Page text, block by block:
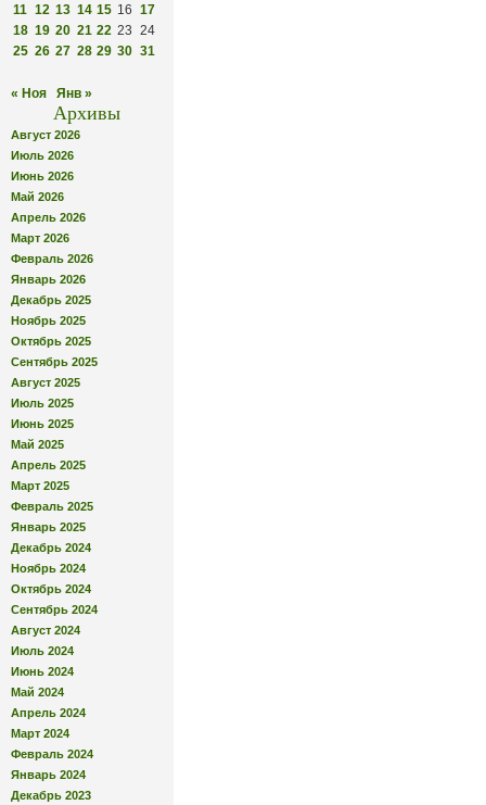
11 12 13 14 15 16 17
18 19 20 21 22 23 24
25 26 27 28 29 30 31
« Ноя Янв »
Архивы
Август 2026
Июль 2026
Июнь 2026
Май 2026
Апрель 2026
Март 2026
Февраль 2026
Январь 2026
Декабрь 2025
Ноябрь 2025
Октябрь 2025
Сентябрь 2025
Август 2025
Июль 2025
Июнь 2025
Май 2025
Апрель 2025
Март 2025
Февраль 2025
Январь 2025
Декабрь 2024
Ноябрь 2024
Октябрь 2024
Сентябрь 2024
Август 2024
Июль 2024
Июнь 2024
Май 2024
Апрель 2024
Март 2024
Февраль 2024
Январь 2024
Декабрь 2023